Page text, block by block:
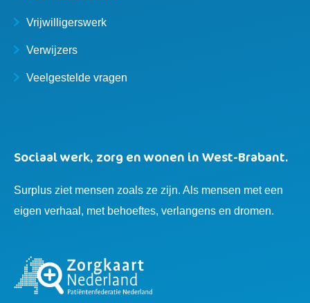
Vrijwilligerswerk
Verwijzers
Veelgestelde vragen
Sociaal werk, zorg en wonen in West-Brabant.
Surplus ziet mensen zoals ze zijn. Als mensen met een
eigen verhaal, met behoeftes, verlangens en dromen.